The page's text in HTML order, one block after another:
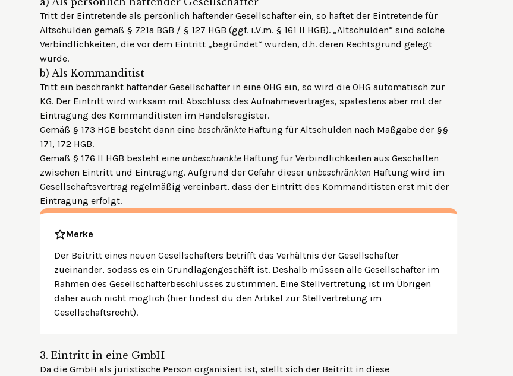
Tritt der Eintretende als persönlich haftender Gesellschafter ein, so haftet der Eintretende für
Altschulden gemäß § 721a BGB / § 127 HGB (ggf. i.V.m. § 161 II HGB). „Altschulden“ sind solche
Verbindlichkeiten, die vor dem Eintritt „begründet“ wurden, d.h. deren Rechtsgrund gelegt
wurde.
b) Als Kommanditist
Tritt ein beschränkt haftender Gesellschafter in eine OHG ein, so wird die OHG automatisch zur
KG. Der Eintritt wird wirksam mit Abschluss des Aufnahmevertrages, spätestens aber mit der
Eintragung des Kommanditisten im Handelsregister.
Gemäß § 173 HGB besteht dann eine beschränkte Haftung für Altschulden nach Maßgabe der §§
171, 172 HGB.
Gemäß § 176 II HGB besteht eine unbeschränkte Haftung für Verbindlichkeiten aus Geschäften
zwischen Eintritt und Eintragung. Aufgrund der Gefahr dieser unbeschränkten Haftung wird im
Gesellschaftsvertrag regelmäßig vereinbart, dass der Eintritt des Kommanditisten erst mit der
Eintragung erfolgt.
Merke
Der Beitritt eines neuen Gesellschafters betrifft das Verhältnis der Gesellschafter
zueinander, sodass es ein Grundlagengeschäft ist. Deshalb müssen alle Gesellschafter im
Rahmen des Gesellschafterbeschlusses zustimmen. Eine Stellvertretung ist im Übrigen
daher auch nicht möglich (hier findest du den Artikel zur Stellvertretung im
Gesellschaftsrecht).
3. Eintritt in eine GmbH
Da die GmbH als juristische Person organisiert ist, stellt sich der Beitritt in diese